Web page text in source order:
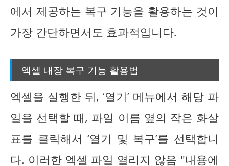
에서 제공하는 복구 기능을 활용하는 것이
가장 간단하면서도 효과적입니다.
엑셀 내장 복구 기능 활용법
엑셀을 실행한 뒤, ‘열기’ 메뉴에서 해당 파
일을 선택할 때, 파일 이름 옆의 작은 화살
표를 클릭해서 ‘열기 및 복구’를 선택합니
다. 이러한 엑셀 파일 열리지 않음 "내용에